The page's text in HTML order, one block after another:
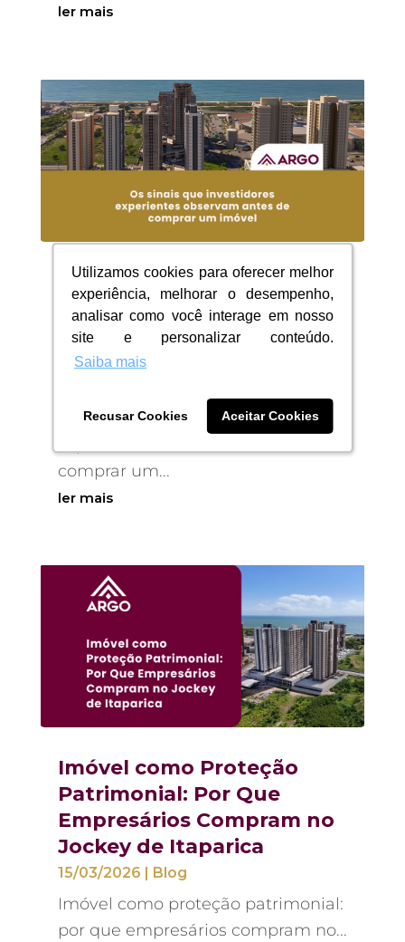
Utilizamos cookies para oferecer melhor
experiência, melhorar o desempenho,
analisar como você interage em nosso
site e personalizar conteúdo.
Saiba mais
Recusar Cookies Aceitar Cookies
Utilizamos cookies para oferecer melhor
experiência, melhorar o desempenho,
analisar como você interage em nosso
site e personalizar conteúdo.
Saiba mais
Recusar Cookies Aceitar Cookies
ler mais
Os sinais que investidores
experientes observam
antes de comprar um
imóvel
Os sinais que investidores
comprar um...
ler mais
Imóvel como Proteção
Patrimonial: Por Que
Empresários Compram no
Jockey de Itaparica
15/03/2026 | Blog
Imóvel como proteção patrimonial:
por que empresários compram no...